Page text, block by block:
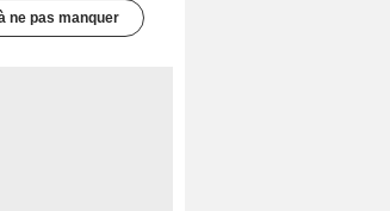
ne pas manquer